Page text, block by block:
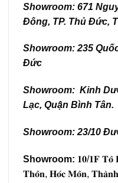
Showroom: 671
Đông, TP. Thủ Đức,
Showroom: 235
Đức
Showroom: Kinh
Lạc, Quận Bình Tân.
Showroom: 23/10
Showroom: 𝟏𝟎/𝟏𝐅 𝐓𝐨̂
𝐓𝐡𝐨̂𝐧, 𝐇𝐨́𝐜 𝐌𝐨̂𝐧,